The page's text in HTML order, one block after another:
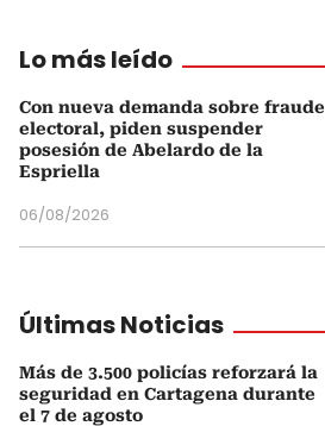
Lo más leído
Con nueva demanda sobre fraude
electoral, piden suspender
posesión de Abelardo de la
Espriella
06/08/2026
Últimas Noticias
Más de 3.500 policías reforzará la
seguridad en Cartagena durante
el 7 de agosto